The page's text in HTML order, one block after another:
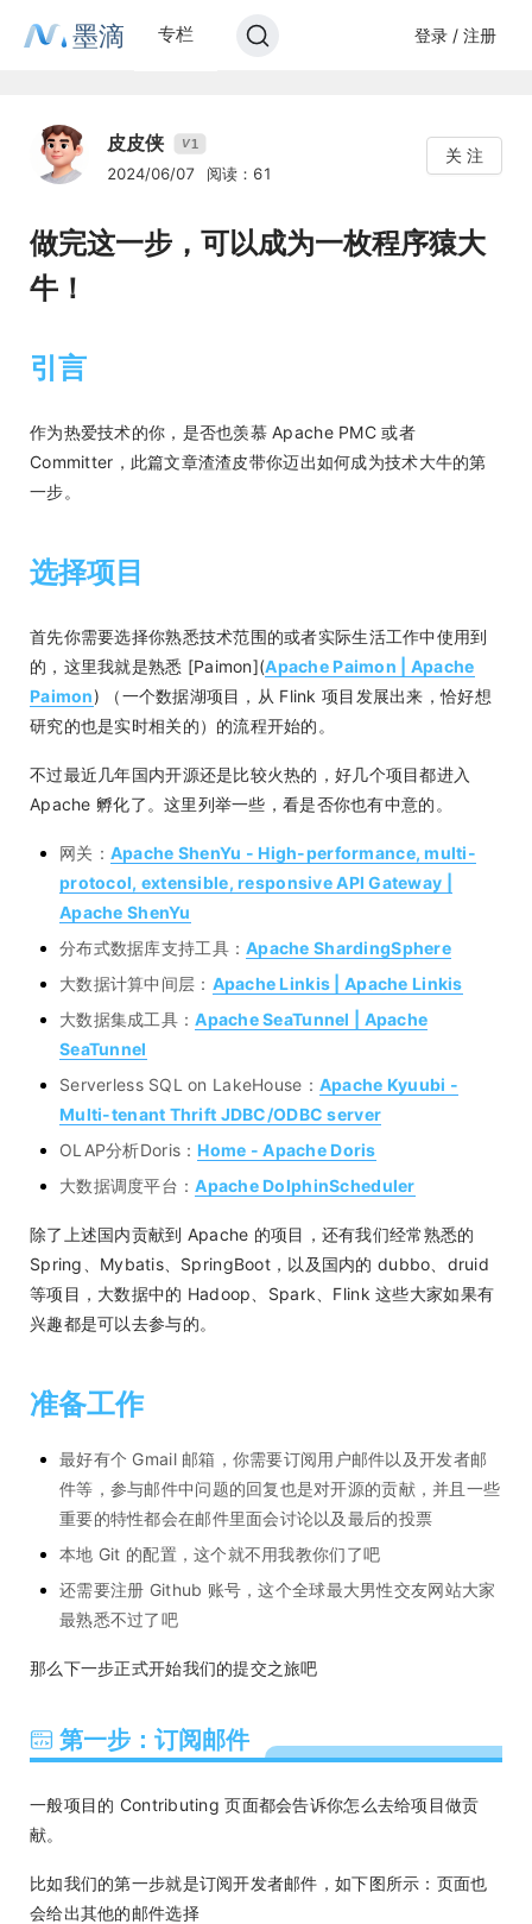
墨滴 专栏 登录 / 注册
皮皮侠 V1
2024/06/07 阅读：61
关 注
做完这一步，可以成为一枚程序猿大
牛！
引言
作为热爱技术的你，是否也羡慕 Apache PMC 或者
Committer，此篇文章渣渣皮带你迈出如何成为技术大牛的第
一步。
选择项目
首先你需要选择你熟悉技术范围的或者实际生活工作中使用到
的，这里我就是熟悉 [Paimon](Apache Paimon | Apache
Paimon) （一个数据湖项目，从 Flink 项目发展出来，恰好想
研究的也是实时相关的）的流程开始的。
不过最近几年国内开源还是比较火热的，好几个项目都进入
Apache 孵化了。这里列举一些，看是否你也有中意的。
网关： Apache ShenYu - High-performance, multi-
protocol, extensible, responsive API Gateway |
Apache ShenYu
分布式数据库支持工具：Apache ShardingSphere
大数据计算中间层： Apache Linkis | Apache Linkis
大数据集成工具：Apache SeaTunnel | Apache
SeaTunnel
Serverless SQL on LakeHouse： Apache Kyuubi -
Multi-tenant Thrift JDBC/ODBC server
OLAP分析Doris： Home - Apache Doris
大数据调度平台：Apache DolphinScheduler
除了上述国内贡献到 Apache 的项目，还有我们经常熟悉的
Spring、Mybatis、SpringBoot，以及国内的 dubbo、druid
等项目，大数据中的 Hadoop、Spark、Flink 这些大家如果有
兴趣都是可以去参与的。
准备工作
最好有个 Gmail 邮箱，你需要订阅用户邮件以及开发者邮
件等，参与邮件中问题的回复也是对开源的贡献，并且一些
重要的特性都会在邮件里面会讨论以及最后的投票
本地 Git 的配置，这个就不用我教你们了吧
还需要注册 Github 账号，这个全球最大男性交友网站大家
最熟悉不过了吧
那么下一步正式开始我们的提交之旅吧
第一步：订阅邮件
一般项目的 Contributing 页面都会告诉你怎么去给项目做贡
献。
比如我们的第一步就是订阅开发者邮件，如下图所示：页面也
会给出其他的邮件选择